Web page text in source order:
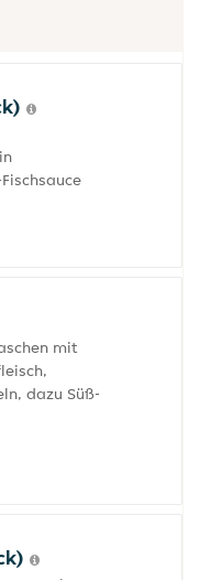
mit
dazu Süß-